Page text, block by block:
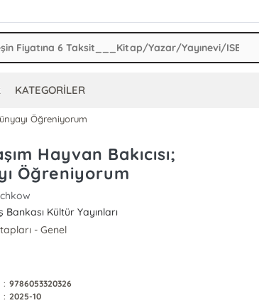
KATEGORİLER
Öğreniyorum
Hayvan Bakıcısı;
Öğreniyorum
Bankası Kültür Yayınları
- Genel
: 9786053320326
: 2025-10